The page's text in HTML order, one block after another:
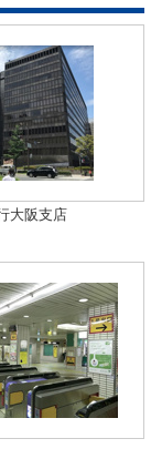
大阪支店